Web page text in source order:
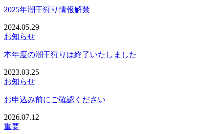
2025年潮干狩り情報解禁
2024.05.29
お知らせ
本年度の潮干狩りは終了いたしました
2023.03.25
お知らせ
お申込み前にご確認ください
2026.07.12
重要